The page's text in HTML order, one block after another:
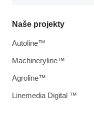
Naše projekty
Autoline™
Machineryline™
Agroline™
Linemedia Digital ™